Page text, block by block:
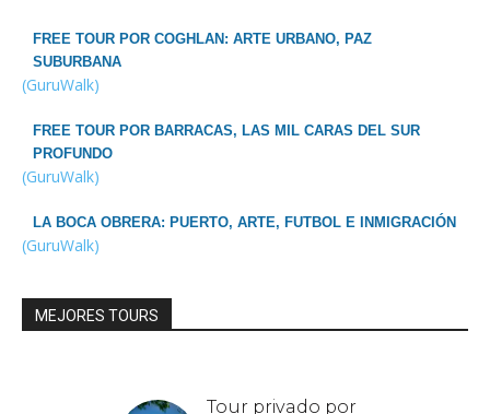
FREE TOUR POR COGHLAN: ARTE URBANO, PAZ
SUBURBANA
(GuruWalk)
FREE TOUR POR BARRACAS, LAS MIL CARAS DEL SUR
PROFUNDO
(GuruWalk)
LA BOCA OBRERA: PUERTO, ARTE, FUTBOL E INMIGRACIÓN
(GuruWalk)
MEJORES TOURS